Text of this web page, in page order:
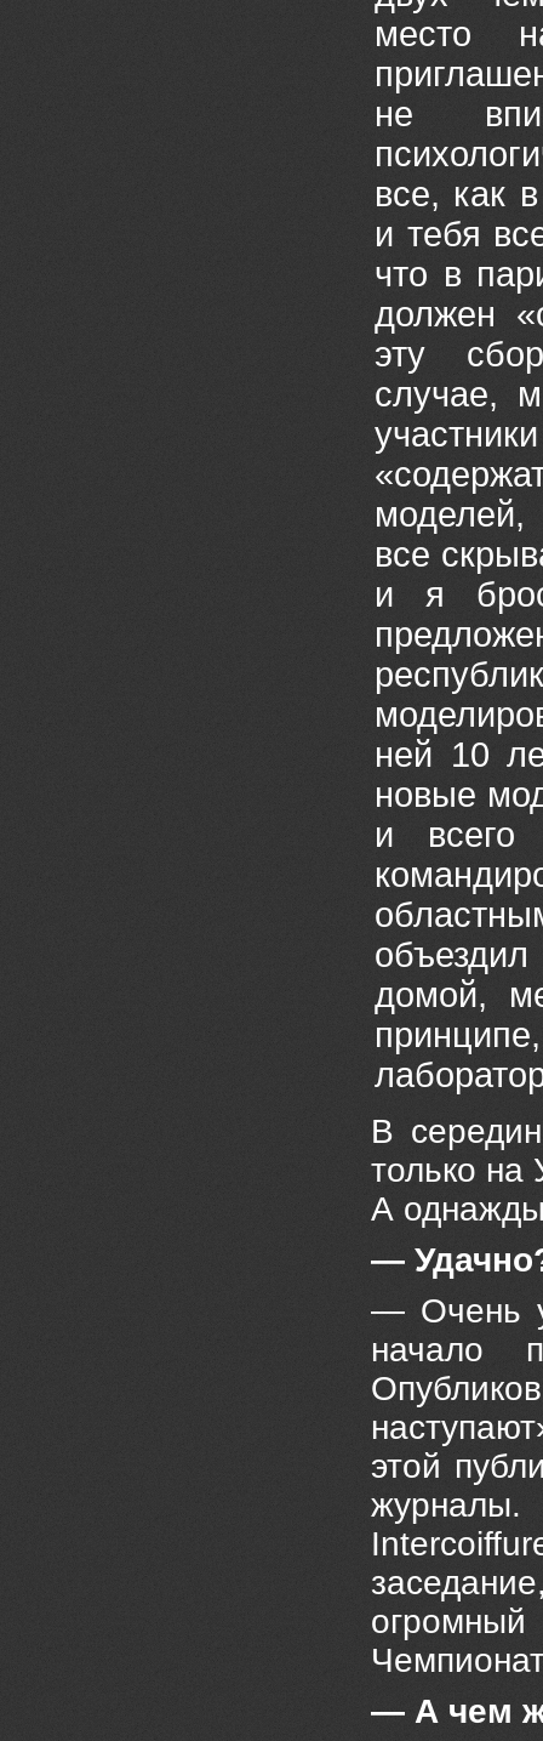
место
не
все, как
и тебя
что в
должен
эту
случае,
все
и я
ней 10
новые
и всего
домой,
В
только на
А однажды
—
— Очень
начало
этой
— А чем